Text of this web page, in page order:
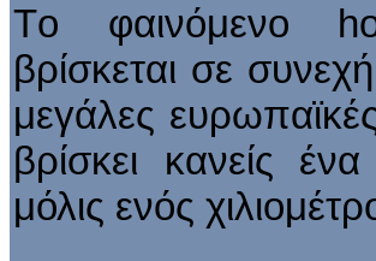
Tο φαινόμενο
βρίσκεται σε
μεγάλες
βρίσκει κανείς
μόλις ενός